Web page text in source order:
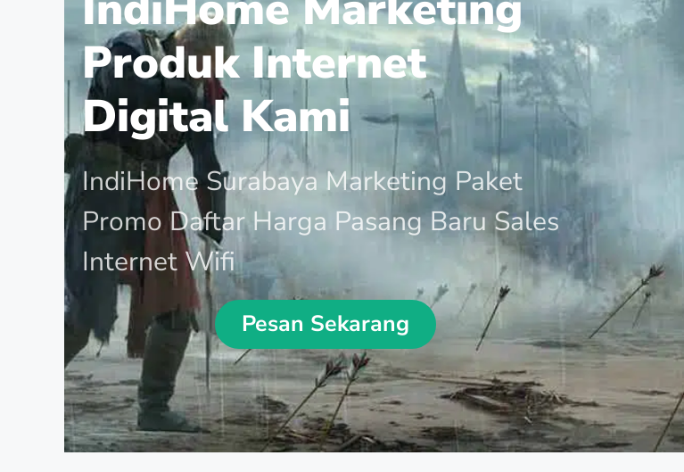
Produk Internet
Digital Kami
IndiHome Surabaya Marketing Paket
Promo Daftar Harga Pasang Baru Sales
Internet Wifi
Pesan Sekarang